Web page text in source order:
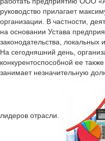
руководство прилагает
организации. В частности,
на основании Устава
законодательства, локальных
На сегодняшний день,
конкурентоспособной ее
занимает незначительную
лидеров отрасли.